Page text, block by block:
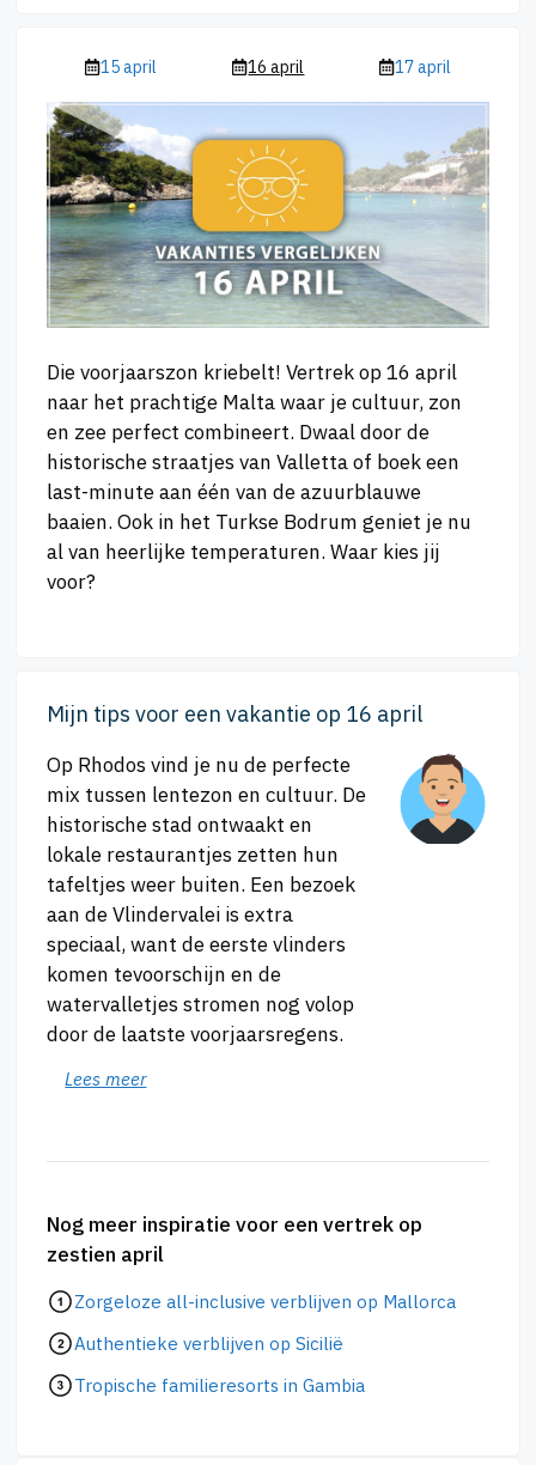
15 april 16 april 17 april
Die voorjaarszon kriebelt! Vertrek op 16 april
naar het prachtige Malta waar je cultuur, zon
en zee perfect combineert. Dwaal door de
historische straatjes van Valletta of boek een
last-minute aan één van de azuurblauwe
baaien. Ook in het Turkse Bodrum geniet je nu
al van heerlijke temperaturen. Waar kies jij
voor?
Mijn tips voor een vakantie op 16 april
Op Rhodos vind je nu de perfecte
mix tussen lentezon en cultuur. De
historische stad ontwaakt en
lokale restaurantjes zetten hun
tafeltjes weer buiten. Een bezoek
aan de Vlindervalei is extra
speciaal, want de eerste vlinders
komen tevoorschijn en de
watervalletjes stromen nog volop
door de laatste voorjaarsregens.
Lees meer
Nog meer inspiratie voor een vertrek op
zestien april
Zorgeloze all-inclusive verblijven op Mallorca
Authentieke verblijven op Sicilië
Tropische familieresorts in Gambia